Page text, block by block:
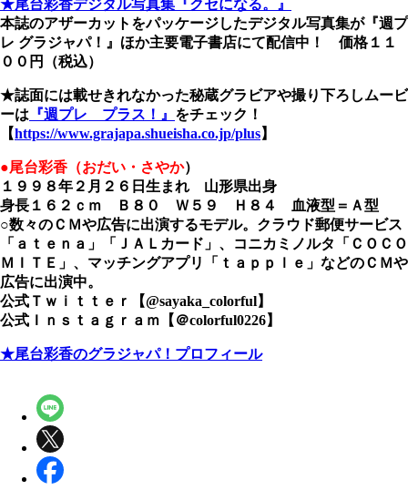
★尾台彩香デジタル写真集『クセになる。』
本誌のアザーカットをパッケージしたデジタル写真集が『週プ
レ グラジャパ！』ほか主要電子書店にて配信中！ 価格１１
００円（税込）
★誌面には載せきれなかった秘蔵グラビアや撮り下ろしムービ
ーは 『週プレ プラス！』 をチェック！
【https://www.grajapa.shueisha.co.jp/plus】
●尾台彩香（おだい・さやか）
１９９８年２月２６日生まれ 山形県出身
身長１６２ｃｍ Ｂ８０ Ｗ５９ Ｈ８４ 血液型＝Ａ型
○数々のＣＭや広告に出演するモデル。クラウド郵便サービス
「ａｔｅｎａ」「ＪＡＬカード」、コニカミノルタ「ＣＯＣＯ
ＭＩＴＥ」、マッチングアプリ「ｔａｐｐｌｅ」などのＣＭや
広告に出演中。
公式Ｔｗｉｔｔｅｒ【@sayaka_colorful】
公式Ｉｎｓｔａｇｒａｍ【＠colorful0226】
★尾台彩香のグラジャパ！プロフィール